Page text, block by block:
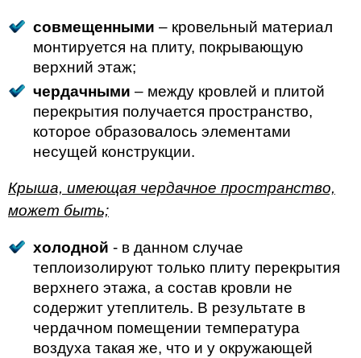
совмещенными – кровельный материал
монтируется на плиту, покрывающую
верхний этаж;
чердачными – между кровлей и плитой
перекрытия получается пространство,
которое образовалось элементами
несущей конструкции.
Крыша, имеющая чердачное пространство,
может быть;
холодной - в данном случае
теплоизолируют только плиту перекрытия
верхнего этажа, а состав кровли не
содержит утеплитель. В результате в
чердачном помещении температура
воздуха такая же, что и у окружающей